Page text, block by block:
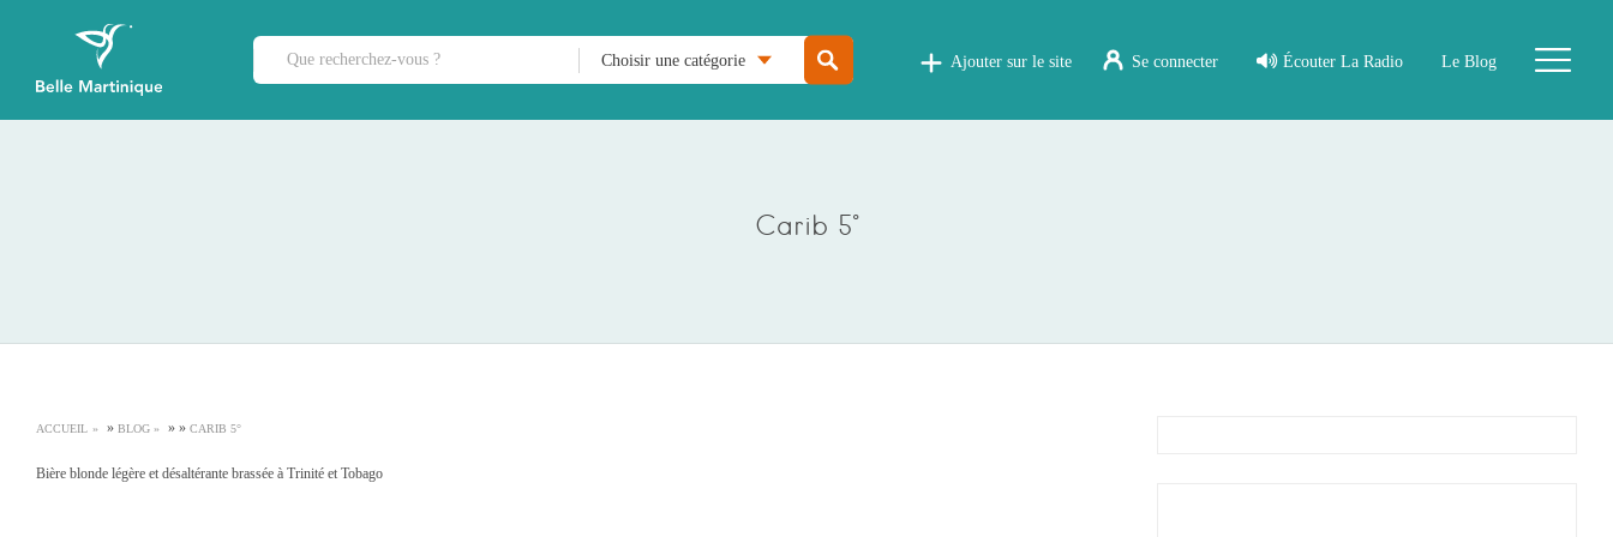
Choisir une catégorie Ajouter sur le site Se connecter Écouter La Radio Le Blog
Carib 5°
ACCUEIL » BLOG » » CARIB 5°
Bière blonde légère et désaltérante brassée à Trinité et Tobago